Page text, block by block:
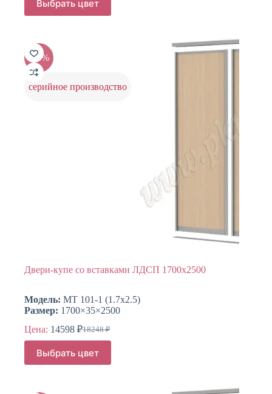
составляла
16852 ₽.
13482 ₽.
Выбрать цвет
товар
имеет
Опции
можно
выбрать
на
странице
-20%
серийное производство
Двери-купе со вставками ЛДСП 1700х2500
Модель: МТ 101-1 (1.7х2.5)
Размер: 1700×35×2500
Цена:
18248₽
Первоначальная
составляла
18248 ₽.
14598 ₽Текущая
14598 ₽.
Выбрать цвет
Этот
товар
имеет